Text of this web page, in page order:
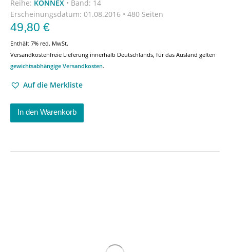
Reihe: KONNEX • Band: 14
Erscheinungsdatum: 01.08.2016 • 480 Seiten
49,80 €
Enthält 7% red. MwSt.
Versandkostenfreie Lieferung innerhalb Deutschlands, für das Ausland gelten
gewichtsabhängige Versandkosten.
Auf die Merkliste
In den Warenkorb